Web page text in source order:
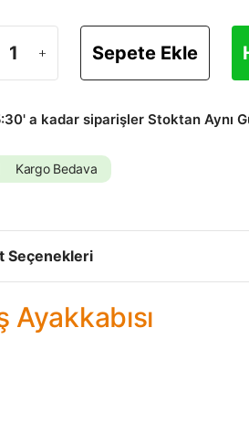
Sepete Ekle
a kadar siparişler Stoktan Aynı
Kargo Bedava
Seçenekleri